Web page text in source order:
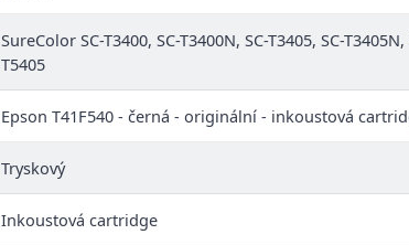
SureColor SC-T3400, SC-T3400N, SC-T3405, SC-
T5405
Epson T41F540 - černá - originální - inkoustová
Tryskový
Inkoustová cartridge